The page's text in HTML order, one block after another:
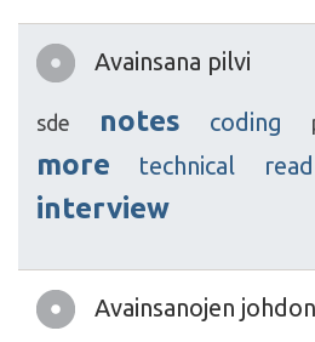
Avainsana pilvi
sde notes coding
more
technical read
interview
Avainsanojen